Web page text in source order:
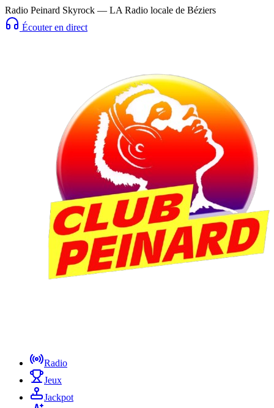
Radio Peinard Skyrock — LA Radio locale de Béziers
Écouter en direct
Radio
Jeux
Jackpot